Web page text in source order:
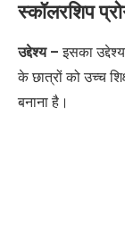
स्कॉलरशिप
उद्देश्य – इसका
के छात्रों को उच्च
बनाना है।